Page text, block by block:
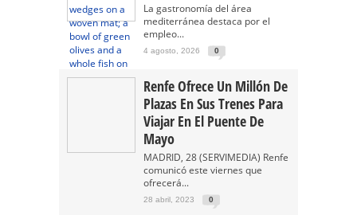
La gastronomía del área
mediterránea destaca por el
empleo...
4 agosto, 2026 0
Renfe Ofrece Un Millón De
Plazas En Sus Trenes Para
Viajar En El Puente De
Mayo
MADRID, 28 (SERVIMEDIA) Renfe
comunicó este viernes que
ofrecerá...
28 abril, 2023 0